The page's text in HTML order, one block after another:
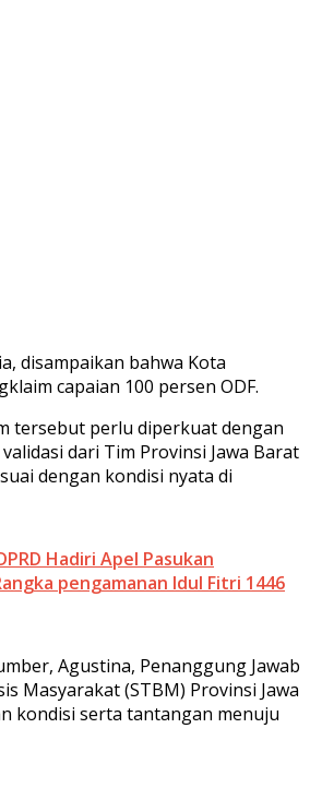
disampaikan bahwa Kota
capaian 100 persen ODF.
tersebut perlu diperkuat dengan
dari Tim Provinsi Jawa Barat
dengan kondisi nyata di
Hadiri Apel Pasukan
pengamanan Idul Fitri 1446
Agustina, Penanggung Jawab
Masyarakat (STBM) Provinsi Jawa
kondisi serta tantangan menuju